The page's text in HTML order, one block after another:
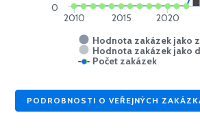
Hodnota zakázek jako
Hodnota zakázek jako
Počet zakázek
2010 2015 2020
0
PODROBNOSTI O VEŘEJNÝCH